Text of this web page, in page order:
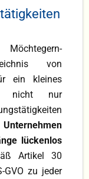
von
ein kleines
nicht nur
lückenlos
Artikel 30
zu jeder